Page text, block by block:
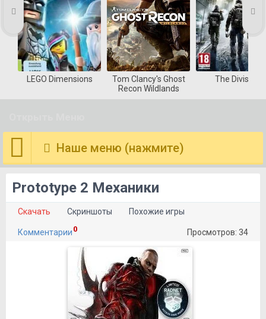
LEGO Dimensions
Tom Clancy's Ghost
Recon Wildlands
The Division
Наше меню (нажмите)
Prototype 2 Механики
Скачать Скриншоты Похожие игры
Комментарии 0 Просмотров: 34